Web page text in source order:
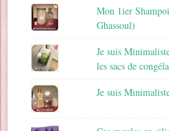
Mon 1ier
Ghassoul)
Je suis
les sacs de
Je suis